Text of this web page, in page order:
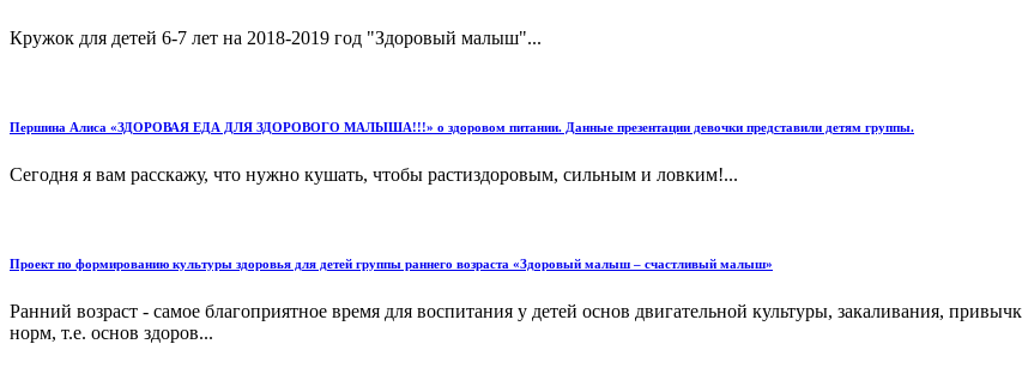
Кружок для детей 6-7 лет на 2018-2019 год "Здоровый малыш"...
Першина Алиса «ЗДОРОВАЯ ЕДА ДЛЯ ЗДОРОВОГО МАЛЫША!!!» о здоровом питании. Данные презентации девочки представили детям группы.
Сегодня я вам расскажу, что нужно кушать, чтобы растиздоровым, сильным и ловким!...
Проект по формированию культуры здоровья для детей группы раннего возраста «Здоровый малыш – счастливый малыш»
Ранний возраст - самое благоприятное время для воспитания у детей основ двигательной культуры, закаливания,
норм, т.е. основ здоров...